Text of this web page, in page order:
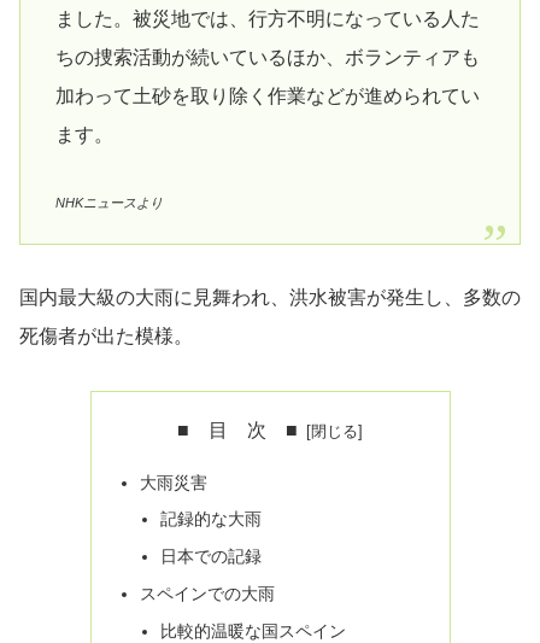
ました。被災地では、行方不明になっている人た
ちの捜索活動が続いているほか、ボランティアも
加わって土砂を取り除く作業などが進められてい
ます。
NHKニュースより
国内最大級の大雨に見舞われ、洪水被害が発生し、多数の
死傷者が出た模様。
■ 目 次 ■
大雨災害
記録的な大雨
日本での記録
スペインでの大雨
比較的温暖な国スペイン